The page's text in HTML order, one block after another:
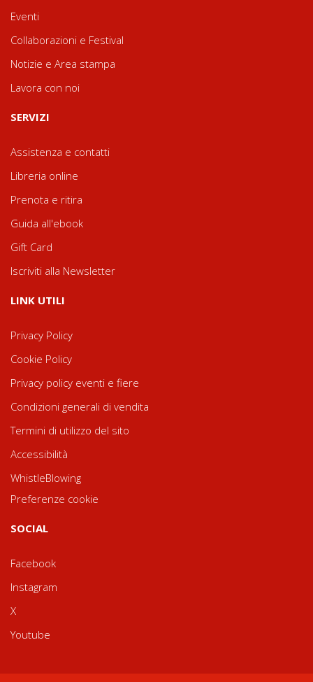
Eventi
Collaborazioni e Festival
Notizie e Area stampa
Lavora con noi
SERVIZI
Assistenza e contatti
Libreria online
Prenota e ritira
Guida all'ebook
Gift Card
Iscriviti alla Newsletter
LINK UTILI
Privacy Policy
Cookie Policy
Privacy policy eventi e fiere
Condizioni generali di vendita
Termini di utilizzo del sito
Accessibilità
WhistleBlowing
Preferenze cookie
SOCIAL
Facebook
Instagram
X
Youtube